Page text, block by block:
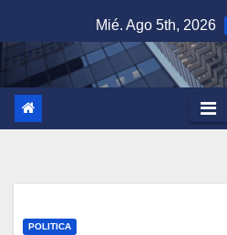
al
contenido
Mié. Ago 5th, 2026
POLITICA